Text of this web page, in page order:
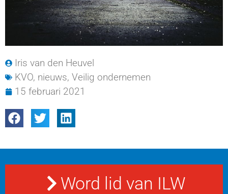
Iris van den Heuvel
KVO, nieuws, Veilig ondernemen
15 februari 2021
Word lid van ILW